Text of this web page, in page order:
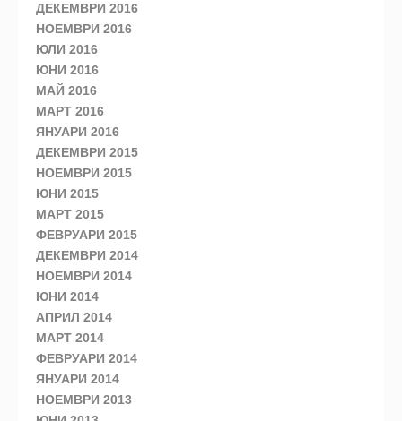
ДЕКЕМВРИ 2016
НОЕМВРИ 2016
ЮЛИ 2016
ЮНИ 2016
МАЙ 2016
МАРТ 2016
ЯНУАРИ 2016
ДЕКЕМВРИ 2015
НОЕМВРИ 2015
ЮНИ 2015
МАРТ 2015
ФЕВРУАРИ 2015
ДЕКЕМВРИ 2014
НОЕМВРИ 2014
ЮНИ 2014
АПРИЛ 2014
МАРТ 2014
ФЕВРУАРИ 2014
ЯНУАРИ 2014
НОЕМВРИ 2013